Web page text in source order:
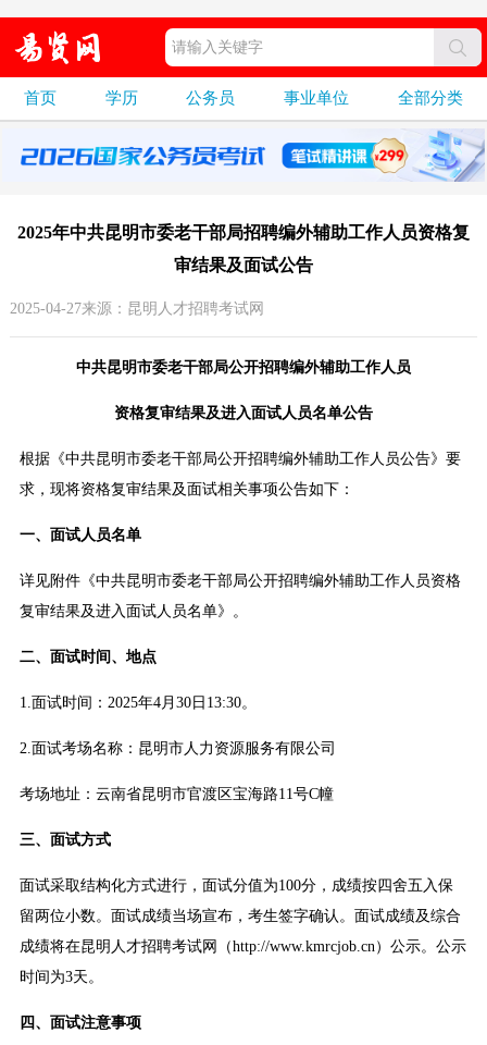
首页 学历 公务员 事业单位 全部分类
2025年中共昆明市委老干部局招聘编外辅助工作人员资格复
审结果及面试公告
2025-04-27来源：昆明人才招聘考试网
中共昆明市委老干部局公开招聘编外辅助工作人员
资格复审结果及进入面试人员名单公告
根据《中共昆明市委老干部局公开招聘编外辅助工作人员公告》要
求，现将资格复审结果及面试相关事项公告如下：
一、面试人员名单
详见附件《中共昆明市委老干部局公开招聘编外辅助工作人员资格
复审结果及进入面试人员名单》。
二、面试时间、地点
1.面试时间：2025年4月30日13:30。
2.面试考场名称：昆明市人力资源服务有限公司
考场地址：云南省昆明市官渡区宝海路11号C幢
三、面试方式
面试采取结构化方式进行，面试分值为100分，成绩按四舍五入保
留两位小数。面试成绩当场宣布，考生签字确认。面试成绩及综合
成绩将在昆明人才招聘考试网（http://www.kmrcjob.cn）公示。公示
时间为3天。
四、面试注意事项